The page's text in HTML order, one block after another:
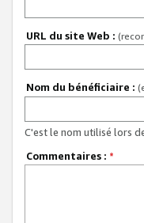
URL du site Web :
Nom du bénéficiaire :
C'est le nom utilisé lors
Commentaires : *